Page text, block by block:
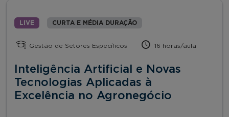
LIVE CURTA E MÉDIA DURAÇÃO
Gestão de Setores Específicos 16 horas/aula
Inteligência Artificial e Novas
Tecnologias Aplicadas à
Excelência no Agronegócio